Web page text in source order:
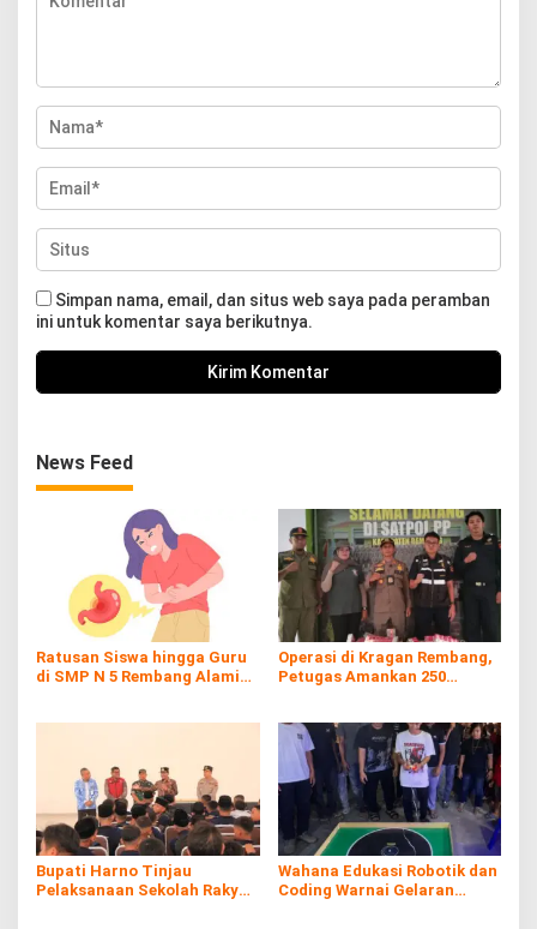
Simpan nama, email, dan situs web saya pada peramban
ini untuk komentar saya berikutnya.
News Feed
Ratusan Siswa hingga Guru
di SMP N 5 Rembang Alami
Operasi di Kragan Rembang,
Petugas Amankan 250
Bupati Harno Tinjau
Pelaksanaan Sekolah Rakyat
Wahana Edukasi Robotik dan
Coding Warnai Gelaran